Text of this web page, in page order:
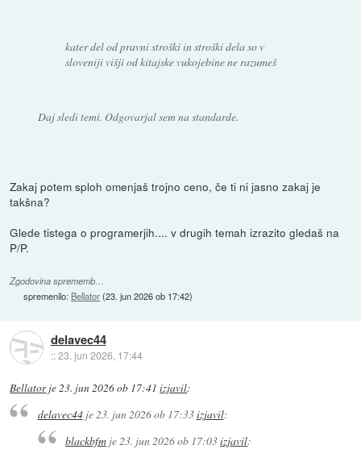
kater del od pravni stroški in stroški dela so v
sloveniji višji od kitajske vukojebine ne razumeš
Daj sledi temi. Odgovarjal sem na standarde.
Zakaj potem sploh omenjaš trojno ceno, če ti ni jasno zakaj je
takšna?
Glede tistega o programerjih.... v drugih temah izrazito gledaš na
P/P.
Zgodovina sprememb…
spremenilo: Bellator(23. jun 2026 ob 17:42)
delavec44
::23. jun 2026, 17:44
Bellatorje23. jun 2026 ob 17:41 izjavil:
delavec44je23. jun 2026 ob 17:33izjavil:
blackbfm je23. jun 2026 ob 17:03izjavil: